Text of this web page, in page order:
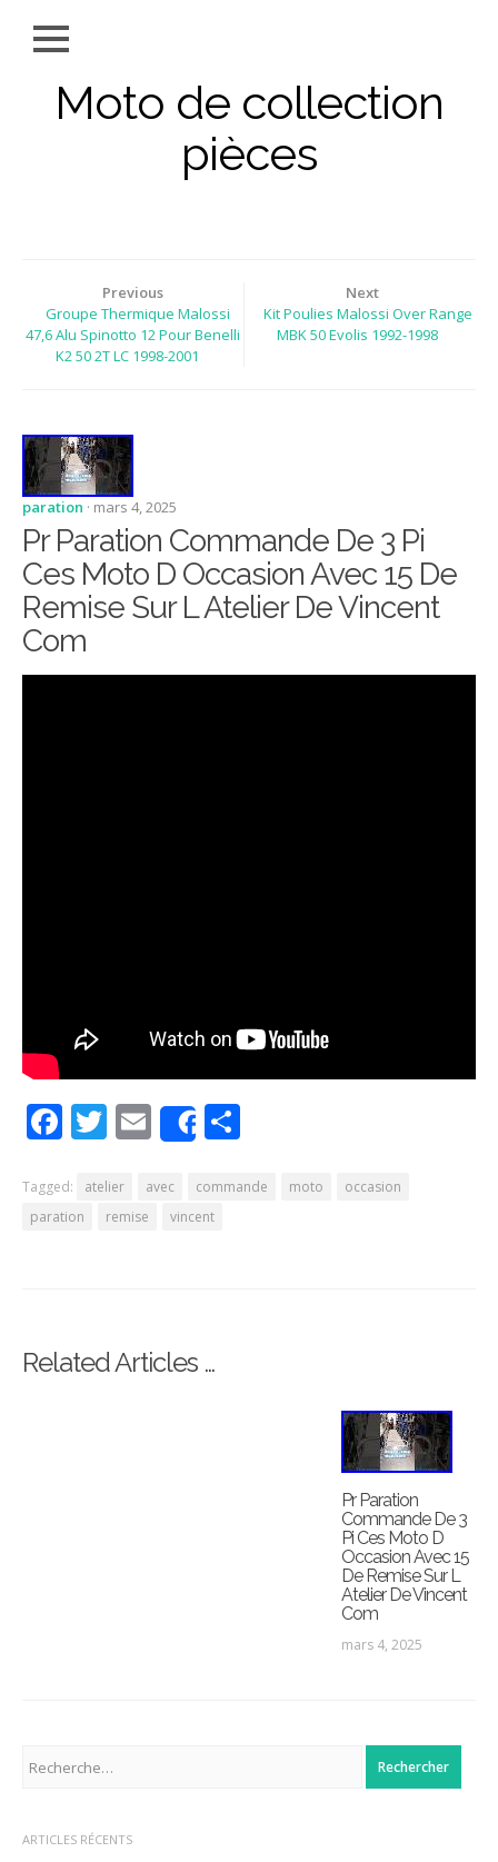
Moto de collection
pièces
Previous
Groupe Thermique Malossi
47,6 Alu Spinotto 12 Pour Benelli
K2 50 2T LC 1998-2001
Next
Kit Poulies Malossi Over Range
MBK 50 Evolis 1992-1998
paration · mars 4, 2025
Pr Paration Commande De 3 Pi
Ces Moto D Occasion Avec 15 De
Remise Sur L Atelier De Vincent
Com
Facebook
Twitter
Email
SharePartager
Tagged: atelier avec commande moto
occasion
paration
remise vincent
Related Articles …
Pr Paration
Commande De 3
Pi Ces Moto D
Occasion Avec 15
De Remise Sur L
Atelier De Vincent
Com
mars 4, 2025
ARTICLES RÉCENTS